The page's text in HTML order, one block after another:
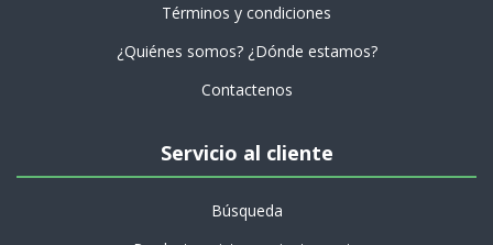
Términos y condiciones
¿Quiénes somos? ¿Dónde estamos?
Contactenos
Servicio al cliente
Búsqueda